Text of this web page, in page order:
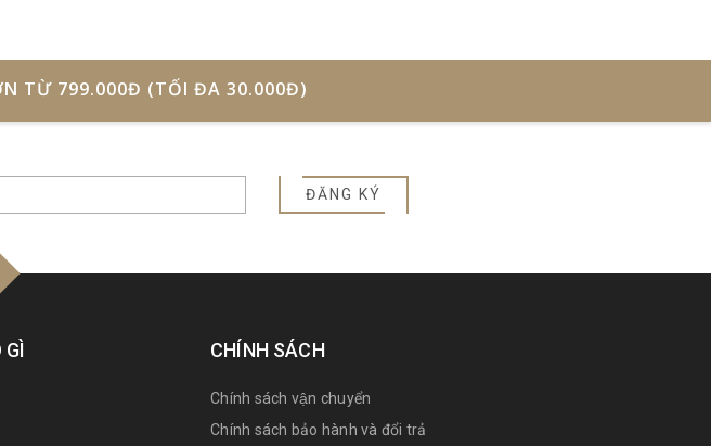
TỪ 799.000Đ (TỐI ĐA 30.000Đ)
ĐĂNG KÝ
GÌ CHÍNH SÁCH
Chính sách vận chuyển
Chính sách bảo hành và đổi trả